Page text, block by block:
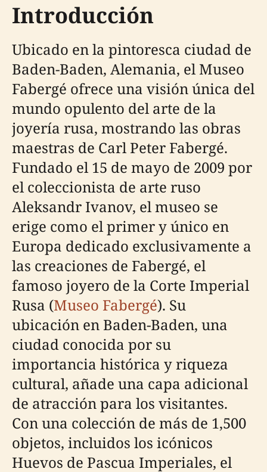
Introducción
Ubicado en la pintoresca ciudad de
Baden-Baden, Alemania, el Museo
Fabergé ofrece una visión única del
mundo opulento del arte de la
joyería rusa, mostrando las obras
maestras de Carl Peter Fabergé.
Fundado el 15 de mayo de 2009 por
el coleccionista de arte ruso
Aleksandr Ivanov, el museo se
erige como el primer y único en
Europa dedicado exclusivamente a
las creaciones de Fabergé, el
famoso joyero de la Corte Imperial
Rusa (Museo Fabergé). Su
ubicación en Baden-Baden, una
ciudad conocida por su
importancia histórica y riqueza
cultural, añade una capa adicional
de atracción para los visitantes.
Con una colección de más de 1,500
objetos, incluidos los icónicos
Huevos de Pascua Imperiales, el